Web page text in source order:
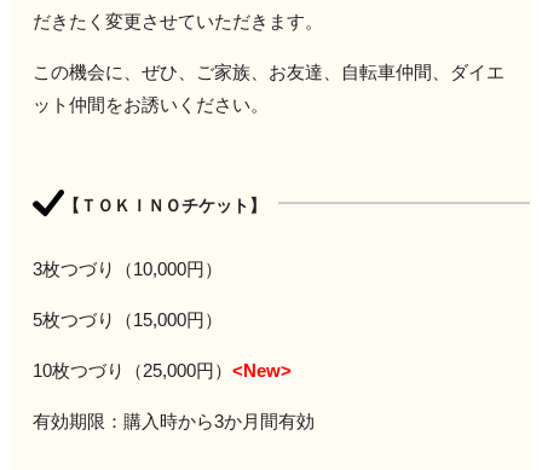
だきたく変更させていただきます。
この機会に、ぜひ、ご家族、お友達、自転車仲間、ダイエ
ット仲間をお誘いください。
【ＴＯＫＩＮＯチケット】
3枚つづり（10,000円）
5枚つづり（15,000円）
10枚つづり（25,000円）<New>
有効期限：購入時から3か月間有効